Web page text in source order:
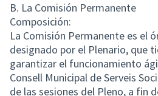
B. La Comisión Permanente
Composición:
La Comisión Permanente es el
designado por el Plenario, que
garantizar el funcionamiento
Consell Municipal de Serveis
de las sesiones del Pleno, a fin